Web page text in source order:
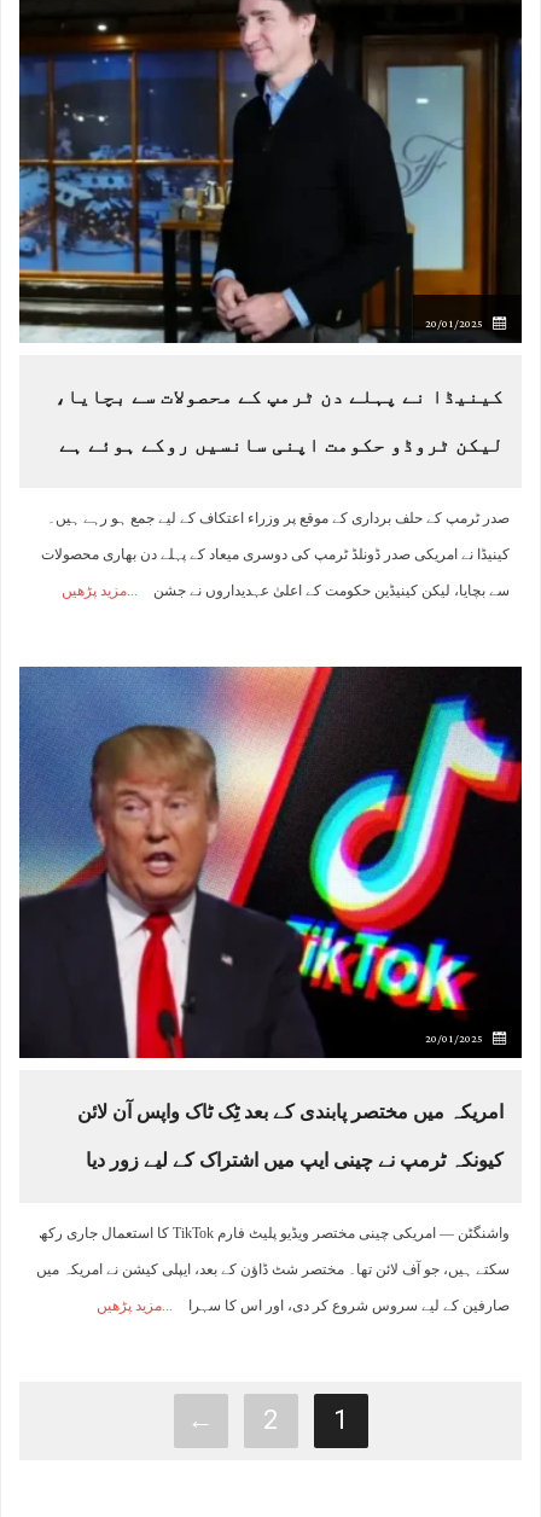
20/01/2025
کینیڈا نے پہلے دن ٹرمپ کے محصولات سے بچایا،
لیکن ٹروڈو حکومت اپنی سانسیں روکے ہوئے ہے
صدر ٹرمپ کے حلف برداری کے موقع پر وزراء اعتکاف کے لیے جمع ہو رہے ہیں۔
کینیڈا نے امریکی صدر ڈونلڈ ٹرمپ کی دوسری میعاد کے پہلے دن بھاری محصولات
سے بچایا، لیکن کینیڈین حکومت کے اعلیٰ عہدیداروں نے جشن مزید پڑھیں
20/01/2025
امریکہ میں مختصر پابندی کے بعد ٹِک ٹاک واپس آن لائن
کیونکہ ٹرمپ نے چینی ایپ میں اشتراک کے لیے زور دیا
واشنگٹن — امریکی چینی مختصر ویڈیو پلیٹ فارم TikTok کا استعمال جاری رکھ
سکتے ہیں، جو آف لائن تھا۔ مختصر شٹ ڈاؤن کے بعد، ایپلی کیشن نے امریکہ میں
صارفین کے لیے سروس شروع کر دی، اور اس کا سہرا مزید پڑھیں
1
2
←